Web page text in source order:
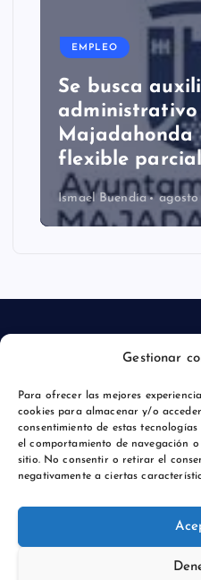
Gestionar
Para ofrecer las mejores
cookies para almacenar y/o
consentimiento de estas
el comportamiento de navegación
sitio. No consentir o retirar el
negativamente a ciertas
EMPLEO
Se busca
administrativo
Majadahonda
flexible
Ismael Buendía agosto
Política de privacidad
Desert